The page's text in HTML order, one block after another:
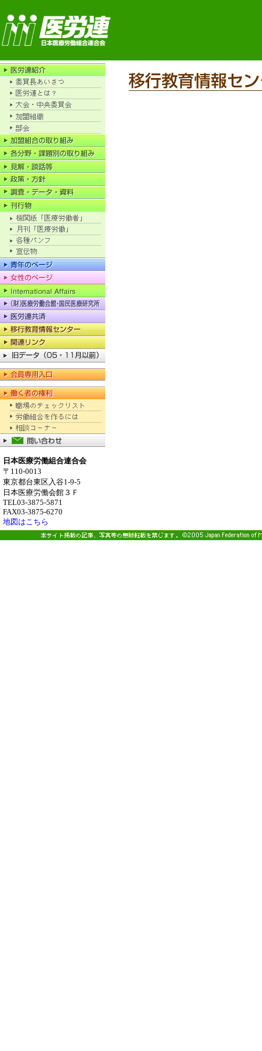
日本医療労働組合連合会
〒110-0013
東京都台東区入谷1-9-5
日本医療労働会館３Ｆ
TEL03-3875-5871
FAX03-3875-6270
地図はこちら